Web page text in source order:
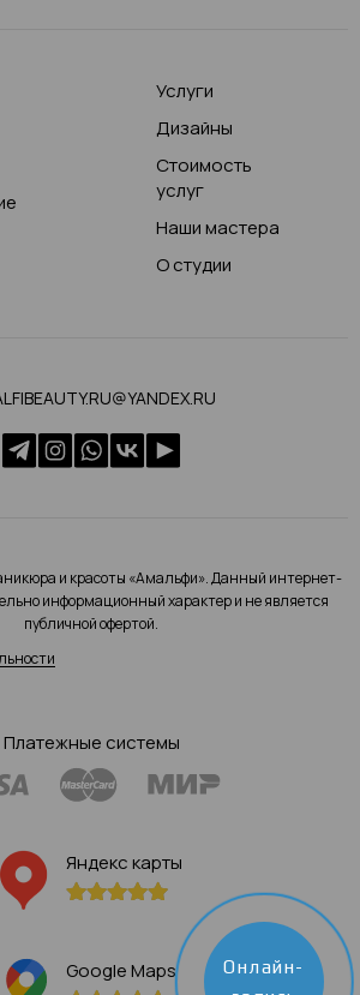
Услуги
Дизайны
Стоимость
услуг
Наши мастера
О студии
и красоты «Амальфи». Данный интернет-
информационный характер и не является
публичной офертой.
Платежные системы
Яндекс карты
Google Maps
Онлайн-